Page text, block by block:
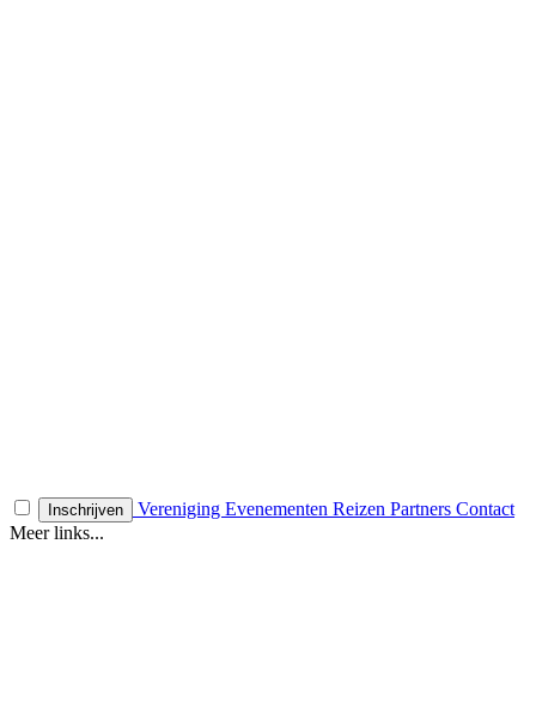
Inschrijven Vereniging Evenementen Reizen Partners Contact
Meer links...